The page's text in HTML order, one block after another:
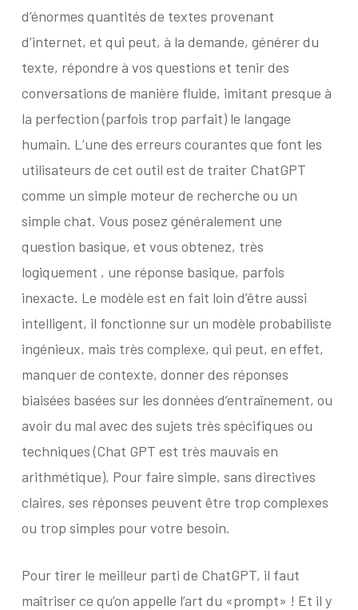
d’énormes quantités de textes provenant
d’internet, et qui peut, à la demande, générer du
texte, répondre à vos questions et tenir des
conversations de manière fluide, imitant presque à
la perfection (parfois trop parfait) le langage
humain. L’une des erreurs courantes que font les
utilisateurs de cet outil est de traiter ChatGPT
comme un simple moteur de recherche ou un
simple chat. Vous posez généralement une
question basique, et vous obtenez, très
logiquement , une réponse basique, parfois
inexacte. Le modèle est en fait loin d’être aussi
intelligent, il fonctionne sur un modèle probabiliste
ingénieux, mais très complexe, qui peut, en effet,
manquer de contexte, donner des réponses
biaisées basées sur les données d’entraînement, ou
avoir du mal avec des sujets très spécifiques ou
techniques (Chat GPT est très mauvais en
arithmétique). Pour faire simple, sans directives
claires, ses réponses peuvent être trop complexes
ou trop simples pour votre besoin.
Pour tirer le meilleur parti de ChatGPT, il faut
maîtriser ce qu’on appelle l’art du «prompt» ! Et il y